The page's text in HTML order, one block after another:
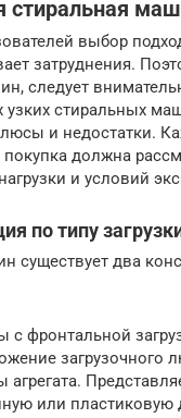
стиральная
выбор
затруднения.
следует
узких стиральных
и недостатки.
должна
и условий
по типу
существует два
фронтальной
загрузочного
агрегата.
или пластиковую